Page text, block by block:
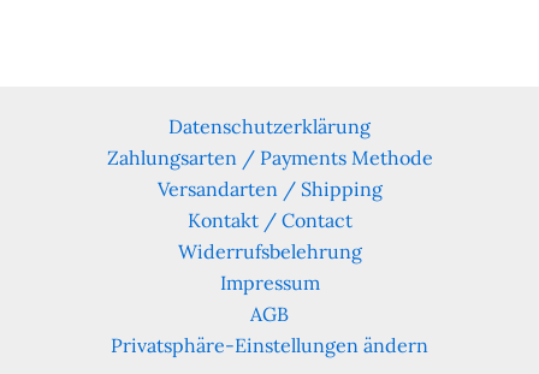
Datenschutzerklärung
Zahlungsarten / Payments Methode
Versandarten / Shipping
Kontakt / Contact
Widerrufsbelehrung
Impressum
AGB
Privatsphäre-Einstellungen ändern